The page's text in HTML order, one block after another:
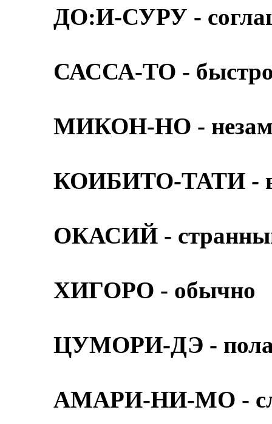
ДО:И-СУРУ -
САССА-ТО -
МИКОН-НО -
КОИБИТО-ТАТИ -
ОКАСИЙ -
ХИГОРО - обычно
ЦУМОРИ-ДЭ -
АМАРИ-НИ-МО -